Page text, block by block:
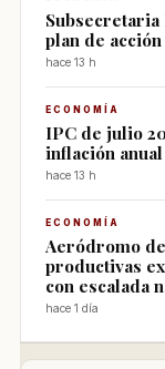
plan de
hace 13 h
ECONOMÍA
IPC de julio
inflación anual
hace 13 h
ECONOMÍA
Aeródromo
productivas
con escalada
hace 1 día